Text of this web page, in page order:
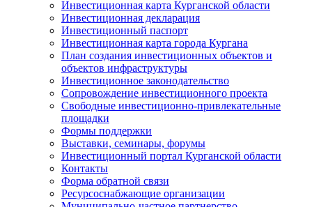
Инвестиционная карта Курганской области
Инвестиционная декларация
Инвестиционный паспорт
Инвестиционная карта города Кургана
План создания инвестиционных объектов и
объектов инфраструктуры
Инвестиционное законодательство
Сопровождение инвестиционного проекта
Свободные инвестиционно-привлекательные
площадки
Формы поддержки
Выставки, семинары, форумы
Инвестиционный портал Курганской области
Контакты
Форма обратной связи
Ресурсоснабжающие организации